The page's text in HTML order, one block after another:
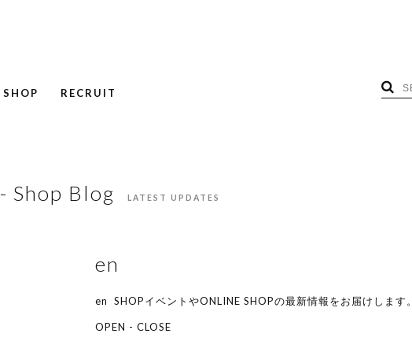
SHOP RECRUIT
- Shop Blog LATEST UPDATES
en
en SHOPイベントやONLINE SHOPの最新情報をお届けします。
OPEN - CLOSE